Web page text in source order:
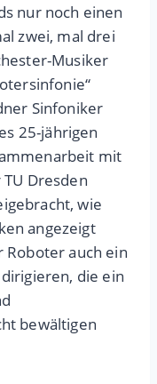
nur noch einen
zwei, mal drei
Musiker
Sinfoniker
25-jährigen
mit
Dresden
wie
angezeigt
Roboter auch ein
die ein
bewältigen